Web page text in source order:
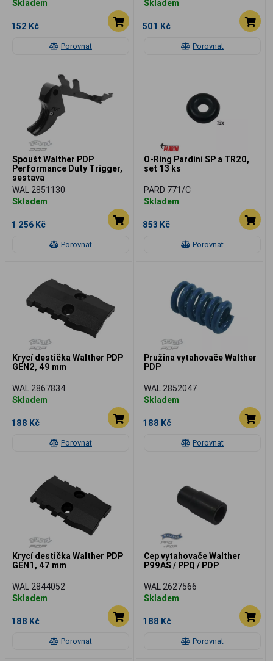
Porovnat
Skladem
152 Kč
Porovnat
Skladem
501 Kč
Porovnat
Spoušt Walther PDP
Performance Duty Trigger,
sestava
WAL 2851130
Skladem
1 256 Kč
Porovnat
O-Ring Pardini SP a TR20,
set 13 ks
PARD 771/C
Skladem
853 Kč
Porovnat
Krycí destička Walther PDP
GEN2, 49 mm
WAL 2867834
Skladem
188 Kč
Porovnat
Pružina vytahovače Walther
PDP
WAL 2852047
Skladem
188 Kč
Porovnat
Krycí destička Walther PDP
GEN1, 47 mm
WAL 2844052
Skladem
188 Kč
Porovnat
Čep vytahovače Walther
P99AS / PPQ / PDP
WAL 2627566
Skladem
188 Kč